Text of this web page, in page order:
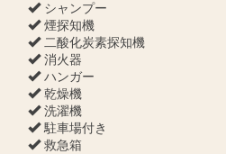
シャンプー
煙探知機
二酸化炭素探知機
消火器
ハンガー
乾燥機
洗濯機
駐車場付き
救急箱